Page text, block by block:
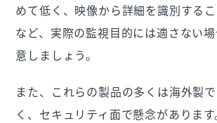
めて低く、映像から詳細を識別する
など、実際の監視目的には適さない
意しましょう。
また、これらの製品の多くは海外製
く、セキュリティ面で懸念がありま